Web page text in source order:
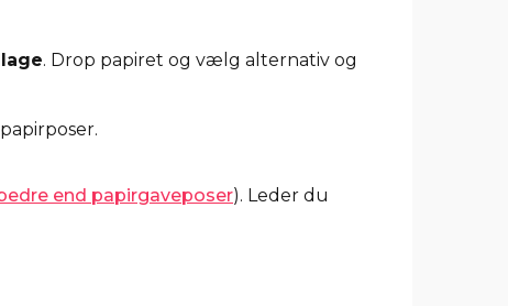
. Drop papiret og vælg alternativ og
end papirgaveposer). Leder du